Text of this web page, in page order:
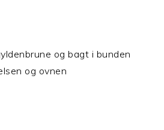
og bagt i bunden
og ovnen